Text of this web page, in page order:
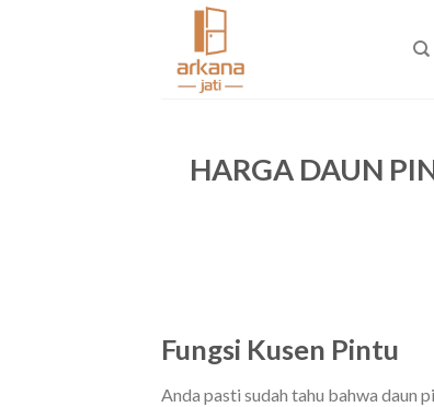
HARGA DAUN
Fungsi Kusen Pintu
Anda pasti sudah tahu bahwa daun